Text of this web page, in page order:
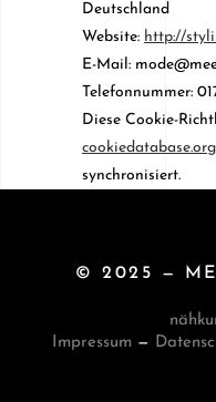
Deutschland
Website: http://
E-Mail: mode@
Telefonnummer:
Diese Cookie-
cookiedatabase.org
synchronisiert.
© 2025 —
Impressum —